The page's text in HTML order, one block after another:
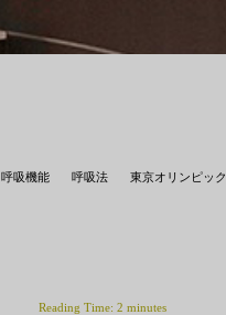
呼吸機能 呼吸法 東京オリンピック
Reading Time: 2 minutes